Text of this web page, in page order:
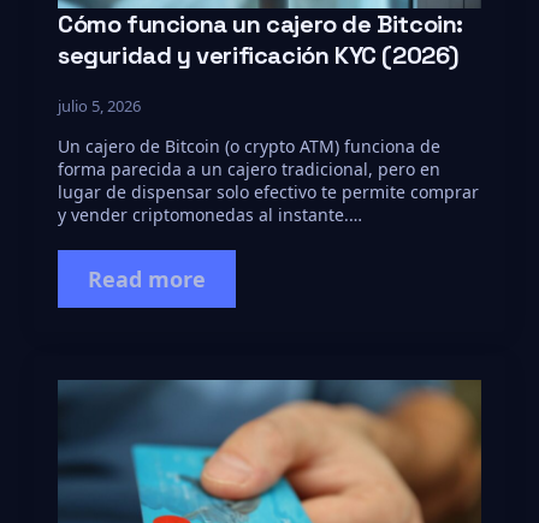
Cómo funciona un cajero de Bitcoin:
seguridad y verificación KYC (2026)
julio 5, 2026
Un cajero de Bitcoin (o crypto ATM) funciona de
forma parecida a un cajero tradicional, pero en
lugar de dispensar solo efectivo te permite comprar
y vender criptomonedas al instante.…
Read more